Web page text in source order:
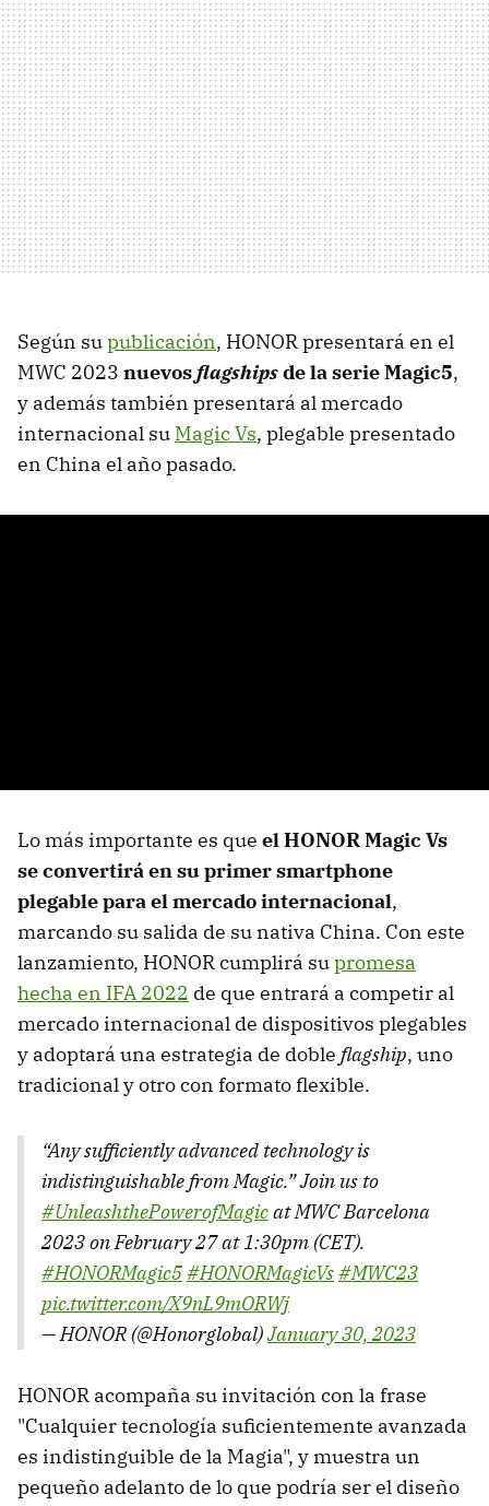
Según supublicación, HONOR presentará en el
MWC 2023 nuevosflagshipsde la serie Magic5,
y además también presentará al mercado
internacional su Magic Vs, plegable presentado
en China el año pasado.
Lo más importante es que el HONOR Magic Vs
se convertirá en su primer smartphone
plegable para el mercado internacional,
marcando su salida de su nativa China. Con este
lanzamiento, HONOR cumplirá supromesa
hecha en IFA 2022 de que entrará a competir al
mercado internacional de dispositivos plegables
y adoptará una estrategia de doble flagship, uno
tradicional y otro con formato flexible.
“Any sufficiently advanced technology is
indistinguishable from Magic.” Join us to
#UnleashthePowerofMagicat MWC Barcelona
2023 on February 27 at 1:30pm (CET).
#HONORMagic5#HONORMagicVs#MWC23
pic.twitter.com/X9nL9mORWj
— HONOR (@Honorglobal)January 30, 2023
HONOR acompaña su invitación con la frase
"Cualquier tecnología suficientemente avanzada
es indistinguible de la Magia", y muestra un
pequeño adelanto de lo que podría ser el diseño